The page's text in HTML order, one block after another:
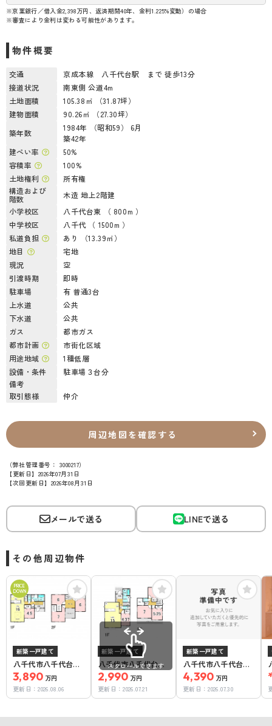
※京葉銀行／借入金2,398万円、返済期間40年、金利1.225%変動）の場合
※審査により金利は変わる可能性があります。
物件概要
交通
京成本線 八千代台駅 まで 徒歩13分
接道状況
南東側 公道4m
土地面積
105.38㎡ （31.87坪）
建物面積
90.26㎡ （27.30坪）
築年数
1984年 （昭和59） 6月
築42年
建ぺい率
50%
容積率
100%
土地権利
所有権
構造および
階数
木造 地上2階建
小学校区
八千代台東 （ 800m ）
中学校区
八千代 （ 1500m ）
私道負担
あり （13.39㎡）
地目
宅地
現況
空
引渡時期
即時
駐車場
有 普通3台
上水道
公共
下水道
公共
ガス
都市ガス
都市計画
市街化区域
用途地域
1種低層
設備・条件
駐車場３台分
備考
取引態様
仲介
周辺地図を確認する
（弊社管理番号： 3000217）
【更新日】2026年07月31日
【次回更新日】2026年08月31日
メールで送る LINEで送る
その他周辺物件
PRICE
DOWN
新築一戸建て
八千代市八千代台東
６丁目1号棟
3,890 万円
更新日：2026.08.06
新築一戸建て
八千代市八千代台東
６丁目B号棟
2,990 万円
更新日：2026.07.21
新築一戸建て
八千代市八千代台東
５丁目
4,390 万円
更新日：2026.07.30
スクロールできます